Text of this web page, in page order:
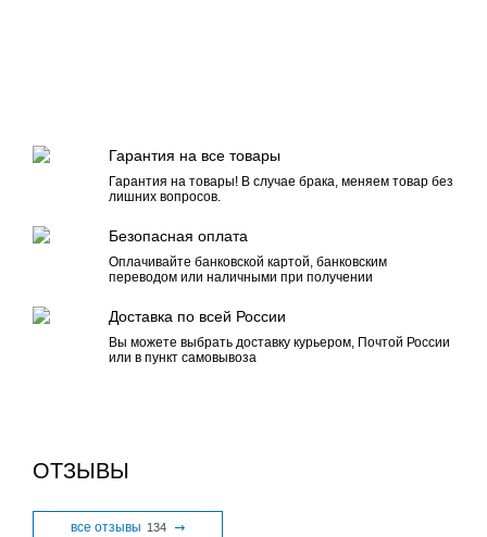
Гарантия на все товары
Гарантия на товары! В случае брака, меняем товар без
лишних вопросов.
Безопасная оплата
Оплачивайте банковской картой, банковским
переводом или наличными при получении
Доставка по всей России
Вы можете выбрать доставку курьером, Почтой России
или в пункт самовывоза
ОТЗЫВЫ
все отзывы 134